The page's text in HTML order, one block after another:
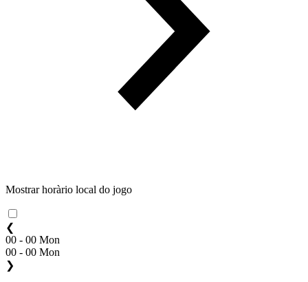
Mostrar horàrio local do jogo
❮
00 - 00 Mon
00 - 00 Mon
❯